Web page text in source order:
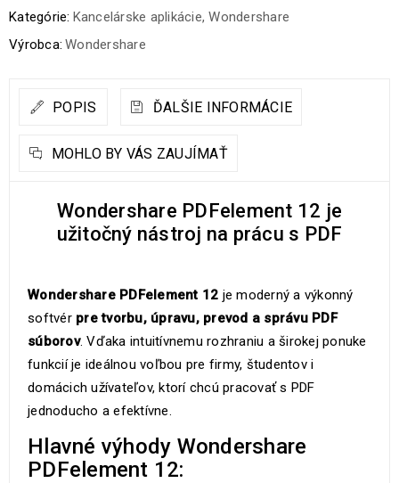
Kategórie: Kancelárske aplikácie,Wondershare
Výrobca: Wondershare
POPIS ĎALŠIE INFORMÁCIE
MOHLO BY VÁS ZAUJÍMAŤ
Wondershare PDFelement 12 je
užitočný nástroj na prácu s PDF
Wondershare PDFelement 12 je moderný a výkonný
softvér pre tvorbu, úpravu, prevod a správu PDF
súborov. Vďaka intuitívnemu rozhraniu a širokej ponuke
funkcií je ideálnou voľbou pre firmy, študentov i
domácich užívateľov, ktorí chcú pracovať s PDF
jednoducho a efektívne.
Hlavné výhody Wondershare
PDFelement 12: